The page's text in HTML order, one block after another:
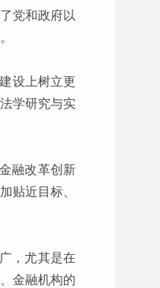
党和政府以
设上树立更
学研究与实
融改革创新
贴近目标、
，尤其是在
金融机构的